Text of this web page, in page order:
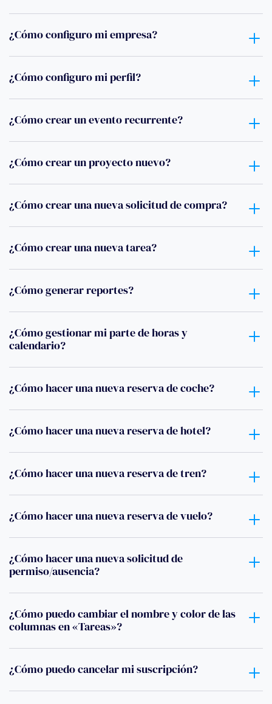
¿Cómo configuro mi empresa?
¿Cómo configuro mi perfil?
¿Cómo crear un evento recurrente?
¿Cómo crear un proyecto nuevo?
¿Cómo crear una nueva solicitud de compra?
¿Cómo crear una nueva tarea?
¿Cómo generar reportes?
¿Cómo gestionar mi parte de horas y
calendario?
¿Cómo hacer una nueva reserva de coche?
¿Cómo hacer una nueva reserva de hotel?
¿Cómo hacer una nueva reserva de tren?
¿Cómo hacer una nueva reserva de vuelo?
¿Cómo hacer una nueva solicitud de
permiso/ausencia?
¿Cómo puedo cambiar el nombre y color de las
columnas en «Tareas»?
¿Cómo puedo cancelar mi suscripción?